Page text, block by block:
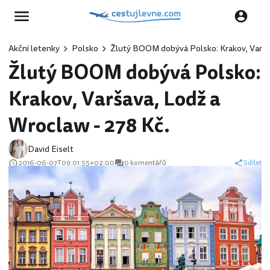
Akční letenky Polsko Žlutý BOOM dobývá Polsko: Krakov,
Žlutý BOOM dobývá Polsko:
Krakov, Varšava, Lodž a
Wroclaw - 278 Kč.
David Eiselt
2016-06-07T09:01:55+02:00 0 komentářů Sdílet